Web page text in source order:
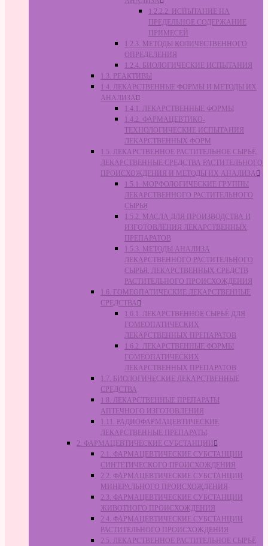
1.2.2.2. ИСПЫТАНИЕ НА
ПРЕДЕЛЬНОЕ СОДЕРЖАНИЕ
ПРИМЕСЕЙ
1.2.3. МЕТОДЫ КОЛИЧЕСТВЕННОГО
ОПРЕДЕЛЕНИЯ
1.2.4. БИОЛОГИЧЕСКИЕ ИСПЫТАНИЯ
1.3. РЕАКТИВЫ
1.4. ЛЕКАРСТВЕННЫЕ ФОРМЫ И МЕТОДЫ ИХ
АНАЛИЗА
1.4.1. ЛЕКАРСТВЕННЫЕ ФОРМЫ
1.4.2. ФАРМАЦЕВТИКО-
ТЕХНОЛОГИЧЕСКИЕ ИСПЫТАНИЯ
ЛЕКАРСТВЕННЫХ ФОРМ
1.5. ЛЕКАРСТВЕННОЕ РАСТИТЕЛЬНОЕ СЫРЬЁ,
ЛЕКАРСТВЕННЫЕ СРЕДСТВА РАСТИТЕЛЬНОГО
ПРОИСХОЖДЕНИЯ И МЕТОДЫ ИХ АНАЛИЗА
1.5.1. МОРФОЛОГИЧЕСКИЕ ГРУППЫ
ЛЕКАРСТВЕННОГО РАСТИТЕЛЬНОГО
СЫРЬЯ
1.5.2. МАСЛА ДЛЯ ПРОИЗВОДСТВА И
ИЗГОТОВЛЕНИЯ ЛЕКАРСТВЕННЫХ
ПРЕПАРАТОВ
1.5.3. МЕТОДЫ АНАЛИЗА
ЛЕКАРСТВЕННОГО РАСТИТЕЛЬНОГО
СЫРЬЯ, ЛЕКАРСТВЕННЫХ СРЕДСТВ
РАСТИТЕЛЬНОГО ПРОИСХОЖДЕНИЯ
1.6. ГОМЕОПАТИЧЕСКИЕ ЛЕКАРСТВЕННЫЕ
СРЕДСТВА
1.6.1. ЛЕКАРСТВЕННОЕ СЫРЬЁ ДЛЯ
ГОМЕОПАТИЧЕСКИХ
ЛЕКАРСТВЕННЫХ ПРЕПАРАТОВ
1.6.2. ЛЕКАРСТВЕННЫЕ ФОРМЫ
ГОМЕОПАТИЧЕСКИХ
ЛЕКАРСТВЕННЫХ ПРЕПАРАТОВ
1.7. БИОЛОГИЧЕСКИЕ ЛЕКАРСТВЕННЫЕ
СРЕДСТВА
1.8. ЛЕКАРСТВЕННЫЕ ПРЕПАРАТЫ
АПТЕЧНОГО ИЗГОТОВЛЕНИЯ
1.11. РАДИОФАРМАЦЕВТИЧЕСКИЕ
ЛЕКАРСТВЕННЫЕ ПРЕПАРАТЫ
2. ФАРМАЦЕВТИЧЕСКИЕ СУБСТАНЦИИ
2.1. ФАРМАЦЕВТИЧЕСКИЕ СУБСТАНЦИИ
СИНТЕТИЧЕСКОГО ПРОИСХОЖДЕНИЯ
2.2. ФАРМАЦЕВТИЧЕСКИЕ СУБСТАНЦИИ
МИНЕРАЛЬНОГО ПРОИСХОЖДЕНИЯ
2.3. ФАРМАЦЕВТИЧЕСКИЕ СУБСТАНЦИИ
ЖИВОТНОГО ПРОИСХОЖДЕНИЯ
2.4. ФАРМАЦЕВТИЧЕСКИЕ СУБСТАНЦИИ
РАСТИТЕЛЬНОГО ПРОИСХОЖДЕНИЯ
2.5. ЛЕКАРСТВЕННОЕ РАСТИТЕЛЬНОЕ СЫРЬЁ